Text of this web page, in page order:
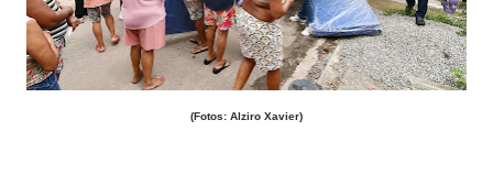
(Fotos: Alziro Xavier)